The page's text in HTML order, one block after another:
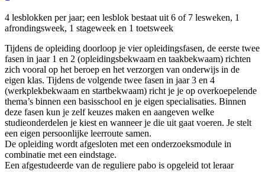
4 lesblokken per jaar; een lesblok bestaat uit 6 of 7 lesweken, 1
afrondingsweek, 1 stageweek en 1 toetsweek
Tijdens de opleiding doorloop je vier opleidingsfasen, de eerste twee
fasen in jaar 1 en 2 (opleidingsbekwaam en taakbekwaam) richten
zich vooral op het beroep en het verzorgen van onderwijs in de
eigen klas. Tijdens de volgende twee fasen in jaar 3 en 4
(werkplekbekwaam en startbekwaam) richt je je op overkoepelende
thema’s binnen een basisschool en je eigen specialisaties. Binnen
deze fasen kun je zelf keuzes maken en aangeven welke
studieonderdelen je kiest en wanneer je die uit gaat voeren. Je stelt
een eigen persoonlijke leerroute samen.
De opleiding wordt afgesloten met een onderzoeksmodule in
combinatie met een eindstage.
Een afgestudeerde van de reguliere pabo is opgeleid tot leraar